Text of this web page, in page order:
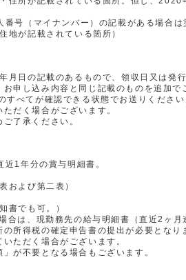
号（マイナンバー）の記載がある場合は
地が記載されている箇所）
日の記載のあるもので、領収日又は発
申し込み内容と同じ記載のものを追加で
すべてが確認できる状態でお送りくださ
だく場合がございます。
了承ください。
1年分の賞与明細書。
および第二表）
書でも可。）
合は、現勤務先の給与明細書（直近2ヶ
所得税の確定申告書の提出が必要とな
ただく場合がございます。
が不要となる場合もございます。